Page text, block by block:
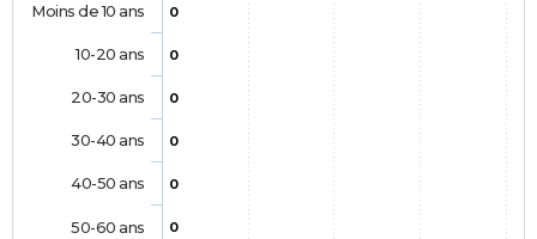
0
0
0
0
0
0
Moins de 10 ans
10-20 ans
20-30 ans
30-40 ans
40-50 ans
50-60 ans